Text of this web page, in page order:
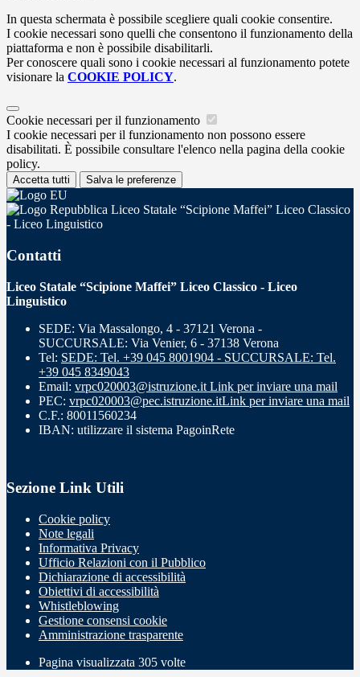
In questa schermata è possibile scegliere quali cookie consentire.
I cookie necessari sono quelli che consentono il funzionamento della
piattaforma e non è possibile disabilitarli.
Per conoscere quali sono i cookie necessari al funzionamento potete
visionare la COOKIE POLICY.
Cookie necessari per il funzionamento
I cookie necessari per il funzionamento non possono essere
disabilitati. È possibile consultare l'elenco nella pagina della cookie
policy.
Accetta tutti Salva le preferenze
Liceo Statale “Scipione Maffei” Liceo Classico
- Liceo Linguistico
Contatti
Liceo Statale “Scipione Maffei” Liceo Classico - Liceo
Linguistico
SEDE: Via Massalongo, 4 - 37121 Verona -
SUCCURSALE: Via Venier, 6 - 37138 Verona
Tel: SEDE: Tel. +39 045 8001904 - SUCCURSALE: Tel.
+39 045 8349043
Email: vrpc020003@istruzione.it Link per inviare una mail
PEC: vrpc020003@pec.istruzione.itLink per inviare una mail
C.F.: 80011560234
IBAN: utilizzare il sistema PagoinRete
Sezione Link Utili
Cookie policy
Note legali
Informativa Privacy
Ufficio Relazioni con il Pubblico
Dichiarazione di accessibilità
Obiettivi di accessibilità
Whistleblowing
Gestione consensi cookie
Amministrazione trasparente
Pagina visualizzata 305 volte